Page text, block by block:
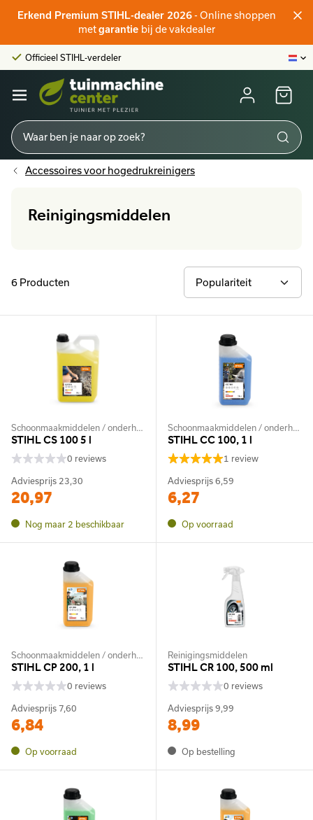
Erkend Premium STIHL-dealer 2026- Online shoppen
metgarantie bij de vakdealer
Officieel STIHL-verdeler
Klantenscore:9,6/10
Grootste online aanbod
Officieel STIHL-verdeler
Klantenscore:9,6/10
Accessoires voor hogedrukreinigers
Reinigingsmiddelen
6 Producten
Schoonmaakmiddelen / onderhoudsmiddelen
STIHL CS 100 5 l
0 reviews
Adviesprijs 23,30
20,97
Nog maar 2 beschikbaar
Schoonmaakmiddelen / onderhoudsmiddelen
STIHL CC 100, 1 l
1 review
Adviesprijs 6,59
6,27
Op voorraad
Schoonmaakmiddelen / onderhoudsmiddelen
STIHL CP 200, 1 l
0 reviews
Adviesprijs 7,60
6,84
Op voorraad
Reinigingsmiddelen
STIHL CR 100, 500 ml
0 reviews
Adviesprijs 9,99
8,99
Op bestelling